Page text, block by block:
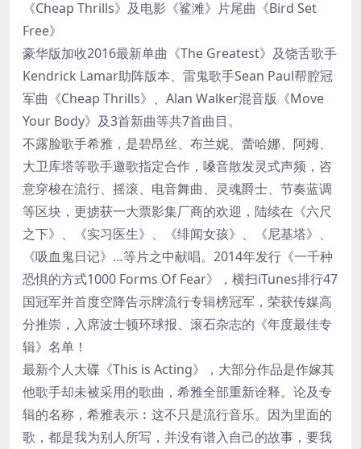
《Cheap Thrills》及电影《鲨滩》片尾曲《Bird Set
Free》
豪华版加收2016最新单曲《The Greatest》及饶舌歌手
Kendrick Lamar助阵版本、雷鬼歌手Sean Paul帮腔冠
军曲《Cheap Thrills》、Alan Walker混音版《Move
Your Body》及3首新曲等共7首曲目。
不露脸歌手希雅，是碧昂丝、布兰妮、蕾哈娜、阿姆、
大卫库塔等歌手邀歌指定合作，嗓音散发灵式声频，咨
意穿梭在流行、摇滚、电音舞曲、灵魂爵士、节奏蓝调
等区块，更掳获一大票影集厂商的欢迎，陆续在《六尺
之下》、《实习医生》、《绯闻女孩》、《尼基塔》、
《吸血鬼日记》…等片之中献唱。2014年发行《一千种
恐惧的方式1000 Forms Of Fear》，横扫iTunes排行47
国冠军并首度空降告示牌流行专辑榜冠军，荣获传媒高
分推崇，入席波士顿环球报、滚石杂志的《年度最佳专
辑》名单！
最新个人大碟《This is Acting》，大部分作品是作嫁其
他歌手却未被采用的歌曲，希雅全部重新诠释。论及专
辑的名称，希雅表示︰这不只是流行音乐。因为里面的
歌，都是我为别人所写，并没有谱入自己的故事，要我